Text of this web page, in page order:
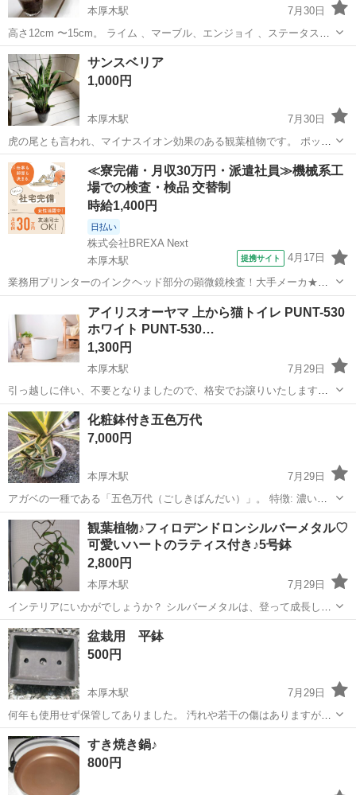
本厚木駅
7月30日
高さ12cm 〜15cm。 ライム 、マーブル、エンジョイ 、ステータス
が混植されております。 とても涼しげで癒されますよ！ 1個500円で
す。
神奈川 厚木市 本厚木駅
サンスベリア
1,000円
本厚木駅
7月30日
虎の尾とも言われ、マイナスイオン効果のある観葉植物です。 ポット
サイズは12cm 、高さ55cm ぐらい。 株数が多く、植え替えれば増え
ますよ！
神奈川 厚木市 本厚木駅 家庭用品
≪寮完備・月収30万円・派遣社員≫機械系工
場での検査・検品 交替制
時給1,400円
日払い
株式会社BREXA Next
本厚木駅
提携サイト 4月17日
業務用プリンターのインクヘッド部分の顕微鏡検査！大手メーカ★事
前の工場見学OK！自社正社員登用制度あり！20代～40代の幅広い年齢
の男女活躍中♪カップルや友達同士での応募もOK♪格安の社員食堂利用
OK！《神奈川県厚木市》 ...
本厚木駅 その他
アイリスオーヤマ 上から猫トイレ PUNT-530
ホワイト PUNT-530…
1,300円
本厚木駅
7月29日
引っ越しに伴い、不要となりましたので、格安でお譲りいたします。
使用に伴う、多少のスレや落としきれない底面の汚れあり 温水洗浄、
アルコール除菌済 においについても完全除去とまではいかないですが
気にならない程...
神奈川 厚木市 本厚木駅 その他
化粧鉢付き五色万代
7,000円
本厚木駅
7月29日
アガベの一種である「五色万代（ごしきばんだい）」。 特徴: 濃い緑
色の葉に、淡緑色の中央線と黄色の斑（ストライプ）が入る美しいコ
ントラストが特徴です。 育て方: 日当たりと水はけの良い場所を好
み、日本の夏でも比較的管理しやす...
神奈川 厚木市 本厚木駅 家庭用品
観葉植物♪フィロデンドロンシルバーメタル♡
可愛いハートのラティス付き♪5号鉢
2,800円
本厚木駅
7月29日
インテリアにいかがでしょうか？ シルバーメタルは、登って成長して
いきますのでハートのラティスに這わせてみました。 とても綺麗な銀
色の葉っぱがインテリアとしても素敵です。 ラティスの色はゴールド
です。 ラティス...
神奈川 厚木市 本厚木駅
盆栽用 平鉢
500円
本厚木駅
7月29日
何年も使用せず保管してありました。 汚れや若干の傷はありますが、
まだまだ使用できるかと存じます。
神奈川 厚木市 本厚木駅
すき焼き鍋♪
800円